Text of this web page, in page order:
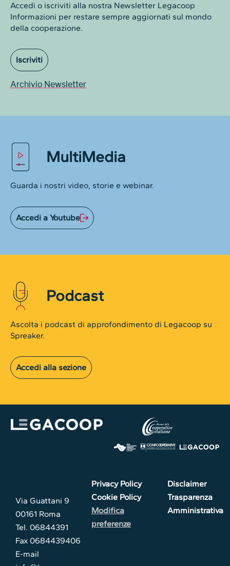
Accedi o iscriviti alla nostra Newsletter Legacoop
Informazioni per restare sempre aggiornati sul mondo
della cooperazione.
Iscriviti
Archivio Newsletter
MultiMedia
Guarda i nostri video, storie e webinar.
Accedi a Youtube
Podcast
Ascolta i podcast di approfondimento di Legacoop su
Spreaker.
Accedi alla sezione
Via Guattani 9
00161 Roma
Tel. 06844391
Fax 0684439406
E-mail
Privacy Policy
Cookie Policy
Modifica
preferenze
Disclaimer
Trasparenza
Amministrativa